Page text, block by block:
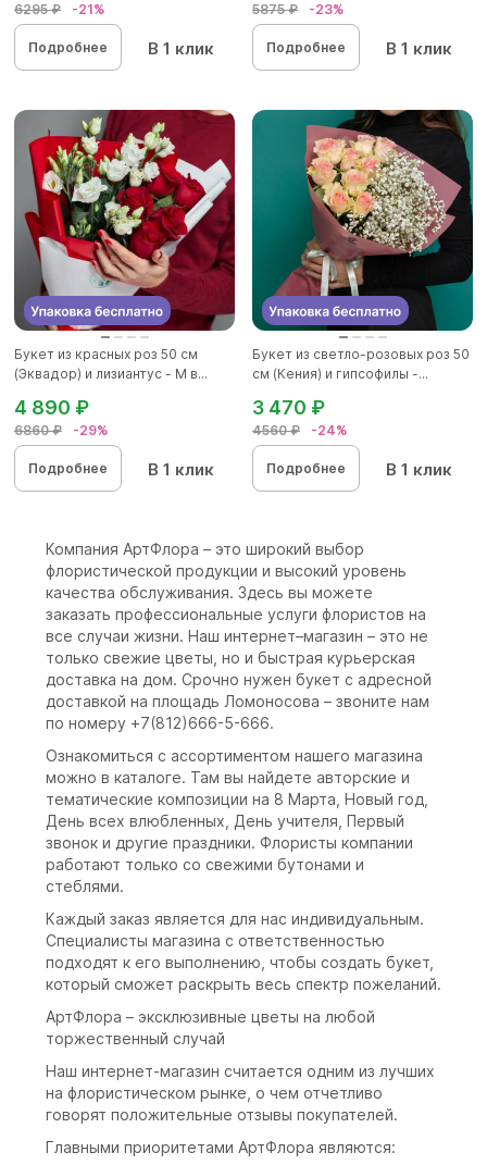
6295 ₽ -21%
Подробнее В 1 клик
5875 ₽ -23%
Подробнее В 1 клик
Букет из красных роз 50 см
(Эквадор) и лизиантус - М в...
6860 ₽ -29%
4 890 ₽
Подробнее В 1 клик
Букет из светло-розовых роз 50
см (Кения) и гипсофилы -...
4560 ₽ -24%
3 470 ₽
Подробнее В 1 клик
Компания АртФлора – это широкий выбор
флористической продукции и высокий уровень
качества обслуживания. Здесь вы можете
заказать профессиональные услуги флористов на
все случаи жизни. Наш интернет–магазин – это не
только свежие цветы, но и быстрая курьерская
доставка на дом. Срочно нужен букет с адресной
доставкой на площадь Ломоносова – звоните нам
по номеру +7(812)666-5-666.
Ознакомиться с ассортиментом нашего магазина
можно в каталоге. Там вы найдете авторские и
тематические композиции на 8 Марта, Новый год,
День всех влюбленных, День учителя, Первый
звонок и другие праздники. Флористы компании
работают только со свежими бутонами и
стеблями.
Каждый заказ является для нас индивидуальным.
Специалисты магазина с ответственностью
подходят к его выполнению, чтобы создать букет,
который сможет раскрыть весь спектр пожеланий.
АртФлора – эксклюзивные цветы на любой
торжественный случай
Наш интернет-магазин считается одним из лучших
на флористическом рынке, о чем отчетливо
говорят положительные отзывы покупателей.
Главными приоритетами АртФлора являются: